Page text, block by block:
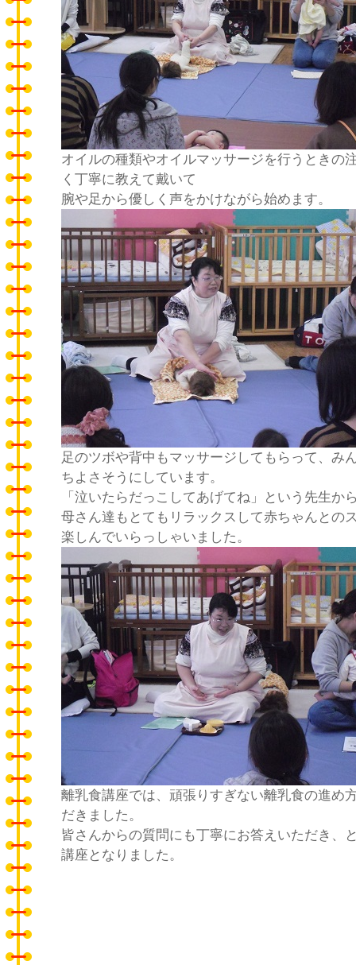
オイルの種類やオイルマッサージを行うときの
く丁寧に教えて戴いて
腕や足から優しく声をかけながら始めます。
足のツボや背中もマッサージしてもらって、み
ちよさそうにしています。
「泣いたらだっこしてあげてね」という先生か
母さん達もとてもリラックスして赤ちゃんとの
楽しんでいらっしゃいました。
離乳食講座では、頑張りすぎない離乳食の進め
だきました。
皆さんからの質問にも丁寧にお答えいただき、
講座となりました。